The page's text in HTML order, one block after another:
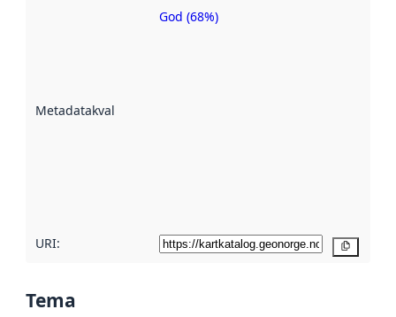
Metadatakvalitet
Metadatakvalitet
God (68%)
URI:
Tema